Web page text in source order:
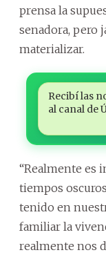
prensa la
senadora, pero
materializar.
Recibí las
al canal de
“Realmente es
tiempos
tenido en
familiar la
realmente nos